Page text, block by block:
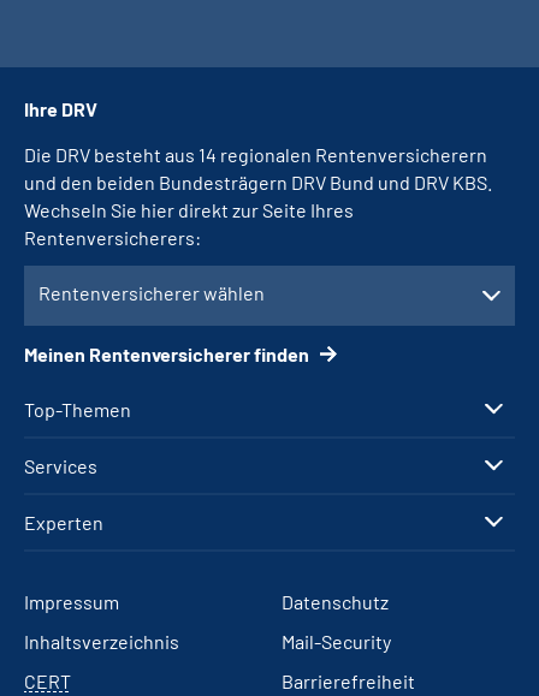
Top-Themen
Services
Experten
Ihre DRV
Die DRV besteht aus 14 regionalen Rentenversicherern
und den beiden Bundesträgern DRV Bund und DRV KBS.
Wechseln Sie hier direkt zur Seite Ihres
Rentenversicherers:
Rentenversicherer wählen
Meinen Rentenversicherer finden
Impressum
Datenschutz
Inhaltsverzeichnis
Mail-Security
CERT
Barrierefreiheit